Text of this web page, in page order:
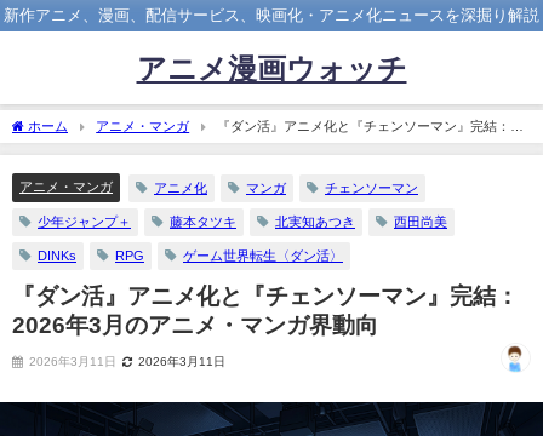
新作アニメ、漫画、配信サービス、映画化・アニメ化ニュースを深掘り解説
アニメ漫画ウォッチ
ホーム アニメ・マンガ
『ダン活』アニメ化と『チェンソーマン』完結：
2026年3月のアニメ・マンガ界動向
アニメ・マンガ アニメ化 マンガ チェンソーマン
少年ジャンプ＋ 藤本タツキ 北実知あつき 西田尚美
DINKs RPG ゲーム世界転生〈ダン活〉
『ダン活』アニメ化と『チェンソーマン』完結：
2026年3月のアニメ・マンガ界動向
2026年3月11日 2026年3月11日